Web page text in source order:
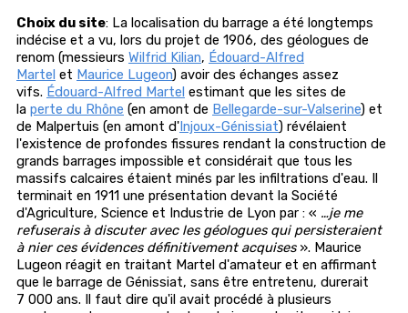
Choix du site: La localisation du barrage a été longtemps
indécise et a vu, lors du projet de 1906, des géologues de
renom (messieurs Wilfrid Kilian, Édouard-Alfred
Martel et Maurice Lugeon) avoir des échanges assez
vifs. Édouard-Alfred Martel estimant que les sites de
la perte du Rhône (en amont de Bellegarde-sur-Valserine) et
de Malpertuis (en amont d'Injoux-Génissiat) révélaient
l'existence de profondes fissures rendant la construction de
grands barrages impossible et considérait que tous les
massifs calcaires étaient minés par les infiltrations d'eau. Il
terminait en 1911 une présentation devant la Société
d'Agriculture, Science et Industrie de Lyon par : « …je me
refuserais à discuter avec les géologues qui persisteraient
à nier ces évidences définitivement acquises». Maurice
Lugeon réagit en traitant Martel d'amateur et en affirmant
que le barrage de Génissiat, sans être entretenu, durerait
7 000 ans. Il faut dire qu'il avait procédé à plusieurs